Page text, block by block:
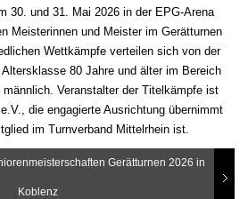
30. und 31. Mai 2026 in der EPG-Arena
Meisterinnen und Meister im Gerätturnen
Wettkämpfe verteilen sich von der
80 Jahre und älter im Bereich
Veranstalter der Titelkämpfe ist
die engagierte Ausrichtung übernimmt
im Turnverband Mittelrhein ist.
Gerätturnen 2026 in
Koblenz